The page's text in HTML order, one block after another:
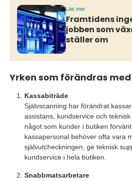
Läs mer
Framtidens
jobben som
ställer om
Yrken som förändras med
Kassabiträde
Självscanning har förändrat
assistans, kundservice och
något som kunder i butiken
kassapersonal behöver ofta vara
självutcheckningen, ge teknisk
kundservice i hela butiken.
Snabbmatsarbetare